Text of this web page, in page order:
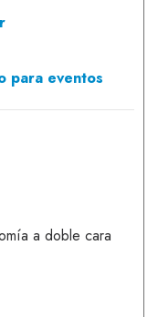
para eventos
a doble cara